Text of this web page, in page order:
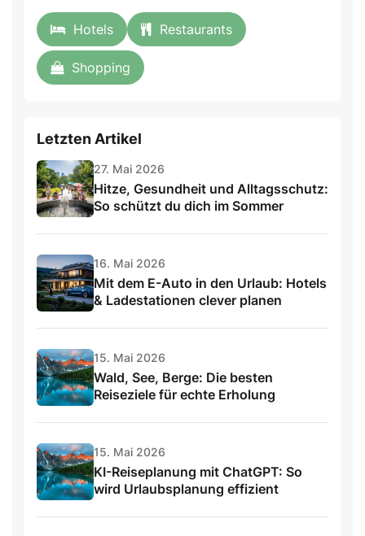
Hotels Restaurants
Shopping
Letzten Artikel
27. Mai 2026
Hitze, Gesundheit und Alltagsschutz:
So schützt du dich im Sommer
16. Mai 2026
Mit dem E-Auto in den Urlaub: Hotels
& Ladestationen clever planen
15. Mai 2026
Wald, See, Berge: Die besten
Reiseziele für echte Erholung
15. Mai 2026
KI-Reiseplanung mit ChatGPT: So
wird Urlaubsplanung effizient